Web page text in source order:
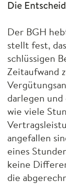
Die
Der BGH
stellt fest,
schlüssigen
Zeitaufwand
darlegen und
wie viele
angefallen
eines
keine
die